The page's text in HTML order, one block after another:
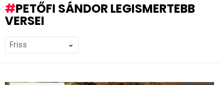
PETŐFI SÁNDOR LEGISMERTEBB
VERSEI